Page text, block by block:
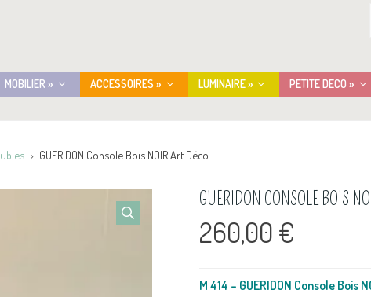
MOBILIER » ACCESSOIRES » LUMINAIRE » PETITE DECO »
GUERIDON Console Bois NOIR Art Déco
GUERIDON CONSOLE BOIS
260,00 €
M 414 – GUERIDON Console Bois